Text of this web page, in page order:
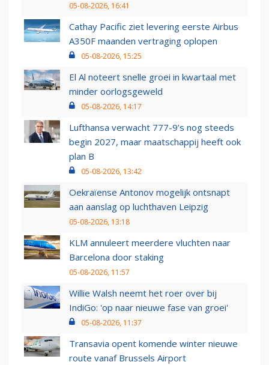
05-08-2026, 16:41
Cathay Pacific ziet levering eerste Airbus
A350F maanden vertraging oplopen
05-08-2026, 15:25
El Al noteert snelle groei in kwartaal met
minder oorlogsgeweld
05-08-2026, 14:17
Lufthansa verwacht 777-9’s nog steeds
begin 2027, maar maatschappij heeft ook
plan B
05-08-2026, 13:42
Oekraïense Antonov mogelijk ontsnapt
aan aanslag op luchthaven Leipzig
05-08-2026, 13:18
KLM annuleert meerdere vluchten naar
Barcelona door staking
05-08-2026, 11:57
Willie Walsh neemt het roer over bij
IndiGo: 'op naar nieuwe fase van groei'
05-08-2026, 11:37
Transavia opent komende winter nieuwe
route vanaf Brussels Airport